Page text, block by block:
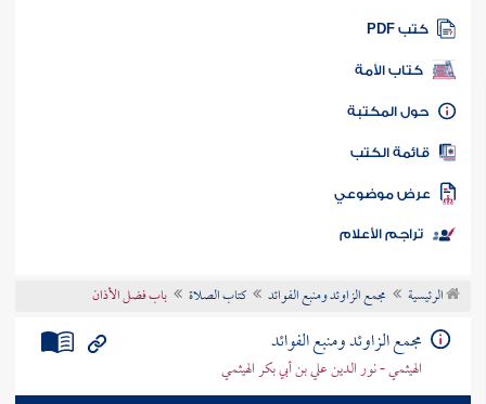
كتب PDF
كتاب الأمة
المكتبة
الكتب
موضوعي
تراجم الأعلام
الرئيسية مجمع الزاوئد ومنبع الفوائد كتاب الصلاة باب فضل الأذان
مجمع الزاوئد ومنبع الفوائد
الهيثمي - نور الدين علي بن أبي بكر الهيثمي